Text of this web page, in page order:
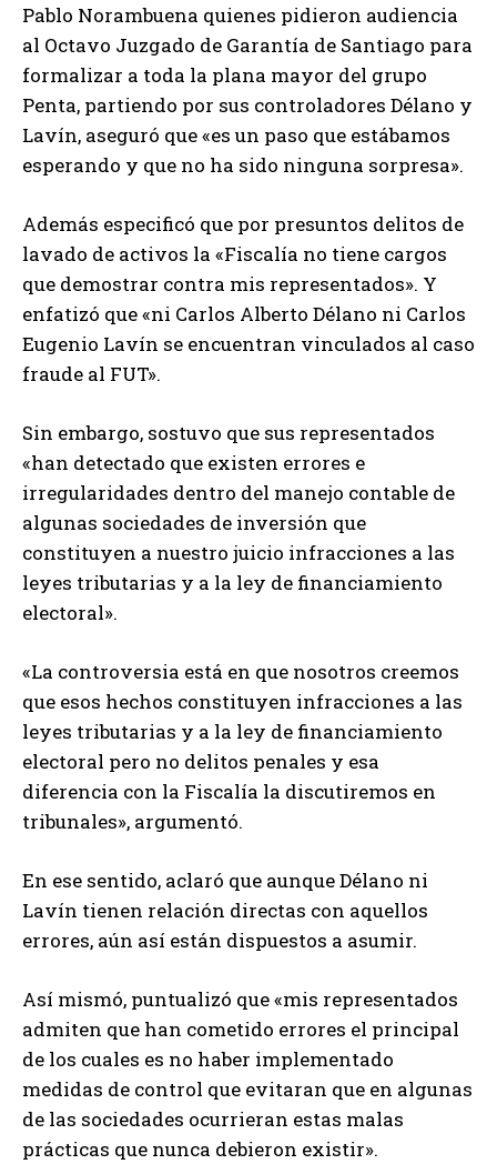
Pablo Norambuena quienes pidieron audiencia
al Octavo Juzgado de Garantía de Santiago para
formalizar a toda la plana mayor del grupo
Penta, partiendo por sus controladores Délano y
Lavín, aseguró que «es un paso que estábamos
esperando y que no ha sido ninguna sorpresa».
Además especificó que por presuntos delitos de
lavado de activos la «Fiscalía no tiene cargos
que demostrar contra mis representados». Y
enfatizó que «ni Carlos Alberto Délano ni Carlos
Eugenio Lavín se encuentran vinculados al caso
fraude al FUT».
Sin embargo, sostuvo que sus representados
«han detectado que existen errores e
irregularidades dentro del manejo contable de
algunas sociedades de inversión que
constituyen a nuestro juicio infracciones a las
leyes tributarias y a la ley de financiamiento
electoral».
«La controversia está en que nosotros creemos
que esos hechos constituyen infracciones a las
leyes tributarias y a la ley de financiamiento
electoral pero no delitos penales y esa
diferencia con la Fiscalía la discutiremos en
tribunales», argumentó.
En ese sentido, aclaró que aunque Délano ni
Lavín tienen relación directas con aquellos
errores, aún así están dispuestos a asumir.
Así mismó, puntualizó que «mis representados
admiten que han cometido errores el principal
de los cuales es no haber implementado
medidas de control que evitaran que en algunas
de las sociedades ocurrieran estas malas
prácticas que nunca debieron existir».